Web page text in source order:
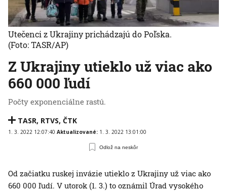
Z Ukrajiny utieklo už viac ako
660 000 ľudí
Počty exponenciálne rastú.
TASR, RTVS, ČTK
1. 3. 2022 12:07:40 Aktualizované: 1. 3. 2022 13:01:00
Odlož na neskôr
Utečenci z Ukrajiny prichádzajú do Poľska.
(Foto: TASR/AP)
Od začiatku ruskej invázie utieklo z Ukrajiny už viac ako
660 000 ľudí. V utorok (1. 3.) to oznámil Úrad vysokého